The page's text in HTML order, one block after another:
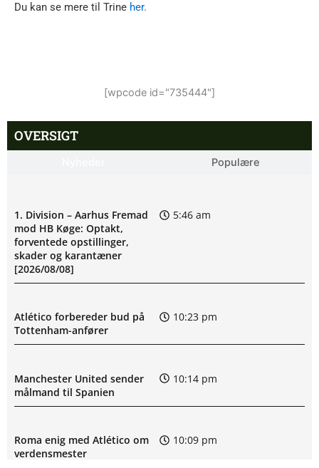
Du kan se mere til Trine her.
[wpcode id="735444"]
OVERSIGT
Populære
1. Division – Aarhus Fremad
mod HB Køge: Optakt,
forventede opstillinger,
skader og karantæner
[2026/08/08]
5:46 am
Atlético forbereder bud på
Tottenham-anfører
10:23 pm
Manchester United sender
målmand til Spanien
10:14 pm
Roma enig med Atlético om
verdensmester
10:09 pm